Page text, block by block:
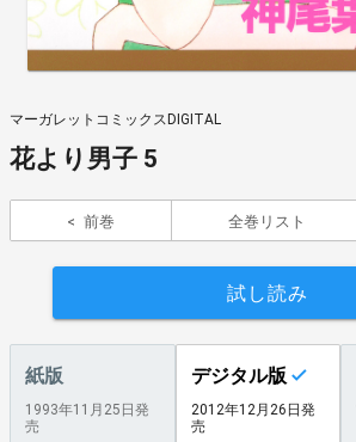
マーガレットコミックスDIGITAL
花より男子 5
前巻 全巻リスト
試し読み
紙版
1993年11月25日発
売
デジタル版
2012年12月26日発
売